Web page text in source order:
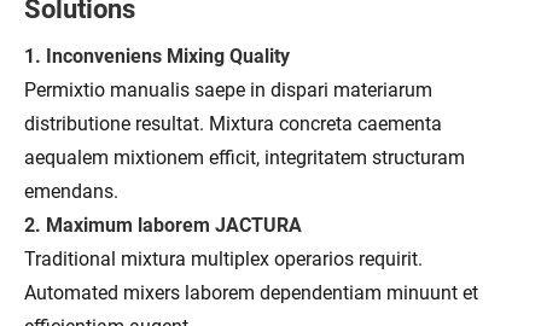
Solutions
1. Inconveniens Mixing Quality
Permixtio manualis saepe in dispari materiarum
distributione resultat. Mixtura concreta caementa
aequalem mixtionem efficit, integritatem structuram
emendans.
2. Maximum laborem JACTURA
Traditional mixtura multiplex operarios requirit.
Automated mixers laborem dependentiam minuunt et